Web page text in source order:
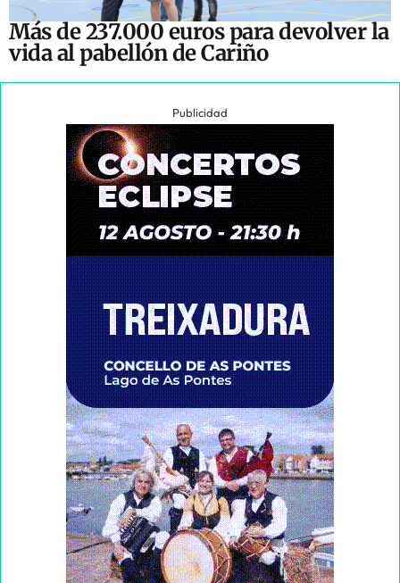
Más de 237.000 euros para devolver la
vida al pabellón de Cariño
Publicidad